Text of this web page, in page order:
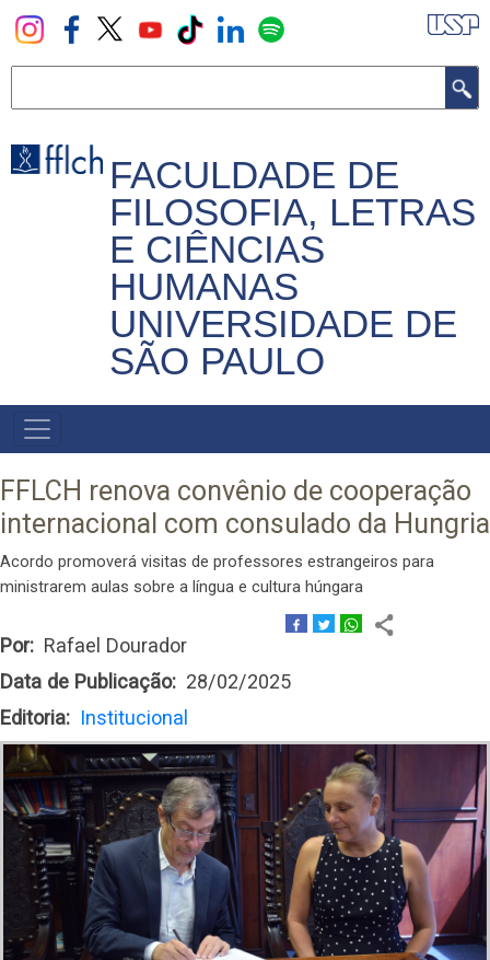
Pular
para
principal
FACULDADE DE
FILOSOFIA, LETRAS
E CIÊNCIAS
HUMANAS
UNIVERSIDADE DE
SÃO PAULO
NAVEGADOR
PRINCIPAL
FFLCH renova convênio de cooperação
internacional com consulado da Hungria
Acordo promoverá visitas de professores estrangeiros para
ministrarem aulas sobre a língua e cultura húngara
Por
Rafael Dourador
Data de Publicação
28/02/2025
Editoria
Institucional